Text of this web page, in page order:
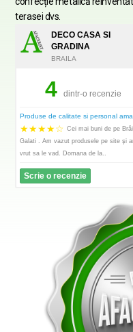
terasei dvs.
DECO CASA SI
GRADINA
BRAILA
4dintr-o recenzie
Produse de calitate si personal
★★★★☆ Cei mai buni de pe
Galati . Am vazut produsele pe site şi
vrut sa le vad. Domana de la..
Scrie o recenzie